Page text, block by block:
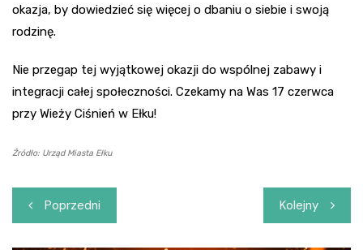
okazja, by dowiedzieć się więcej o dbaniu o siebie i swoją
rodzinę.
Nie przegap tej wyjątkowej okazji do wspólnej zabawy i
integracji całej społeczności. Czekamy na Was 17 czerwca
przy Wieży Ciśnień w Ełku!
Źródło: Urząd Miasta Ełku
Nawigacja
wpisu
Poprzedni Kolejny